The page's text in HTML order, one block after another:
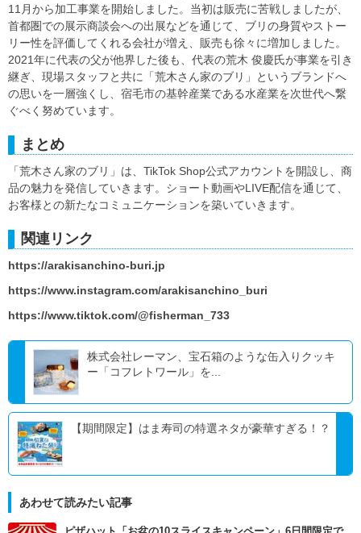
11月から加工事業を開始しました。当初は販売に苦戦しましたが、
首都圏での展示商談会への出展などを通じて、ブリの身質やストー
リー性を評価してくれる会社が増え、販売も徐々に増加しました。
2021年に代表の父が他界した後も、代表の荒木 俊慶氏が事業を引き
継ぎ、現場スタッフと共に「荒木さん家のブリ」というブランドへ
の思いを一層強くし、宿毛市の基幹産業である水産業を次世代へ繋
ぐべく努めています。
まとめ
「荒木さん家のブリ」は、TikTok Shop公式アカウントを開設し、商
品の魅力を発信していきます。ショート動画やLIVE配信を通じて、
お客様との新たなコミュニケーションを築いていきます。
関連リンク
https://arakisanchino-buri.jp
https://www.instagram.com/arakisanchino_buri
https://www.tiktok.com/@fisherman_733
株式会社レーマン、宝石箱のような缶入りクッキ
ー「コフレトワール」を...
【期間限定】はま寿司の特選ネタが豪華すぎる！？
あわせて読みたい記事